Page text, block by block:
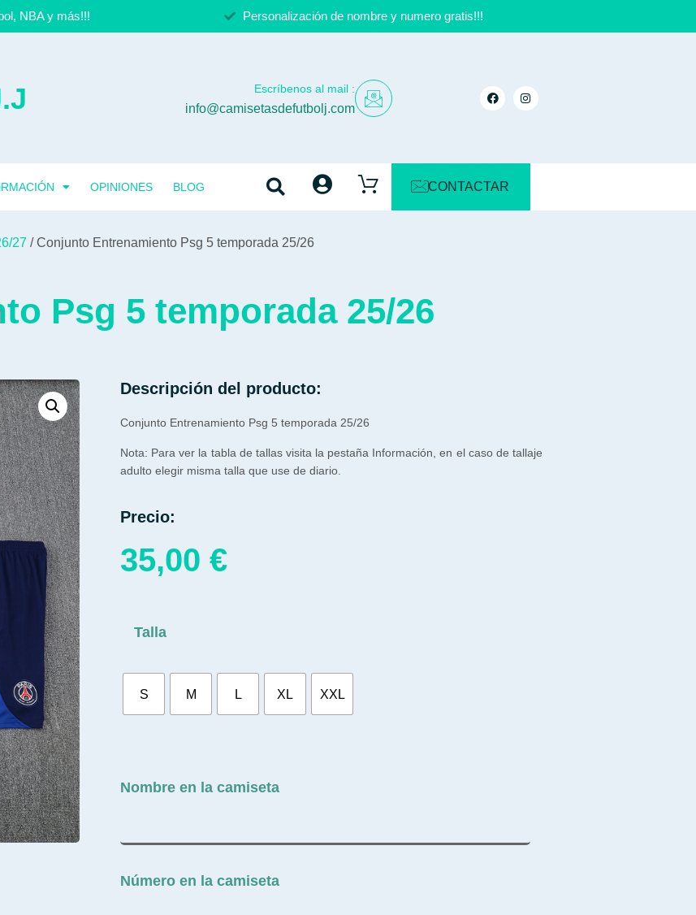
NBA y más!!! Personalización de nombre y numero gratis!!!
Escríbenos al mail :
info@camisetasdefutbolj.com
OPINIONES BLOG CONTACTAR
27 / Conjunto Entrenamiento Psg 5 temporada 25/26
Psg 5 temporada 25/26
Descripción del producto:
Conjunto Entrenamiento Psg 5 temporada 25/26
Nota: Para ver la tabla de tallas visita la pestaña Información, en el caso de tallaje
adulto elegir misma talla que use de diario.
Precio:
35,00 €
Talla
S M L XL XXL
Nombre en la camiseta
Número en la camiseta